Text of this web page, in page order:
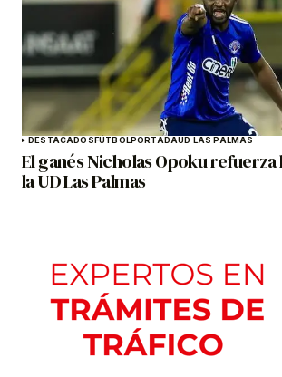
DESTACADOSFÚTBOLPORTADAUD LAS PALMAS
El ganés Nicholas Opoku refuerza
la UD Las Palmas